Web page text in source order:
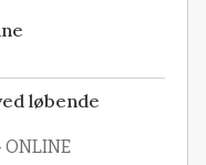
løbende